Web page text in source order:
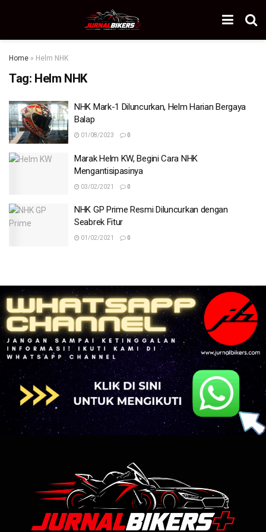
Home » Helm NHK
Tag: Helm NHK
NHK Mark-1 Diluncurkan, Helm Harian Bergaya
Balap
01/08/2023 0
Marak Helm KW, Begini Cara NHK
Mengantisipasinya
03/02/2021 0
NHK GP Prime Resmi Diluncurkan dengan
Seabrek Fitur
01/02/2021 0